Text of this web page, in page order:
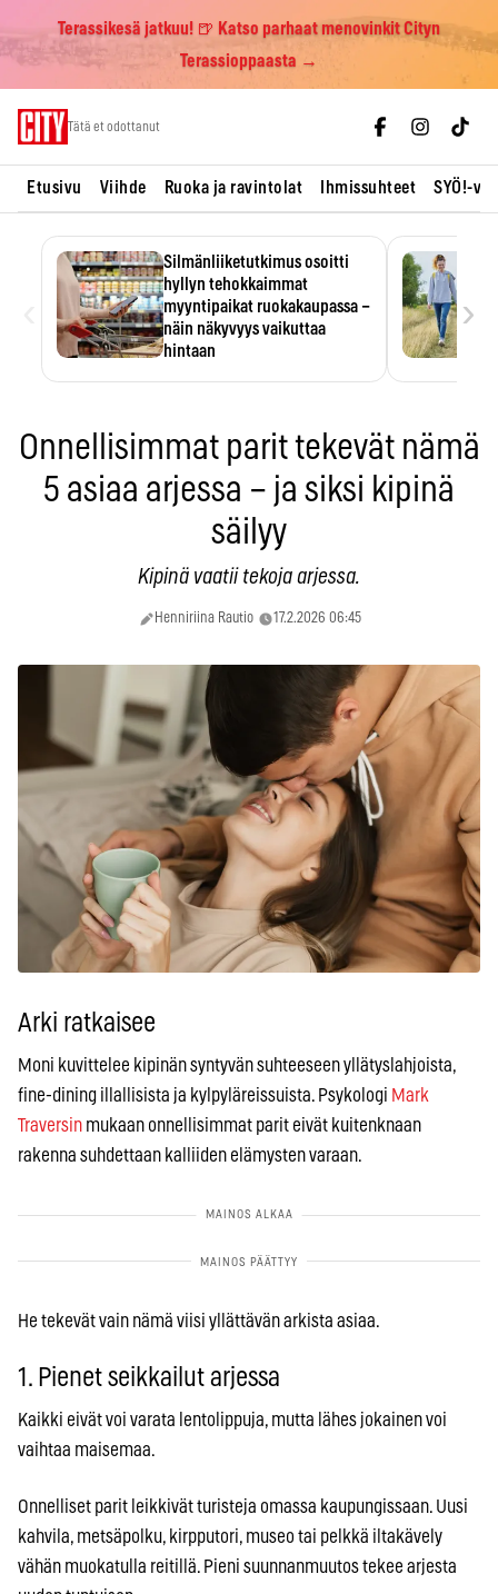
Terassikesä jatkuu! 🍺 Katso parhaat menovinkit Cityn
Terassioppaasta →
Tätä et odottanut
Etusivu Viihde Ruoka ja ravintolat Ihmissuhteet SYÖ!-
Silmänliiketutkimus osoitti
hyllyn tehokkaimmat
myyntipaikat ruokakaupassa –
näin näkyvyys vaikuttaa
hintaan
›
Onnellisimmat parit tekevät nämä
5 asiaa arjessa – ja siksi kipinä
säilyy
Kipinä vaatii tekoja arjessa.
Henniriina Rautio 17.2.2026 06:45
Arki ratkaisee
Moni kuvittelee kipinän syntyvän suhteeseen yllätyslahjoista,
fine-dining illallisista ja kylpyläreissuista. Psykologi Mark
Traversin mukaan onnellisimmat parit eivät kuitenknaan
rakenna suhdettaan kalliiden elämysten varaan.
He tekevät vain nämä viisi yllättävän arkista asiaa.
1. Pienet seikkailut arjessa
Kaikki eivät voi varata lentolippuja, mutta lähes jokainen voi
vaihtaa maisemaa.
Onnelliset parit leikkivät turisteja omassa kaupungissaan. Uusi
kahvila, metsäpolku, kirpputori, museo tai pelkkä iltakävely
vähän muokatulla reitillä. Pieni suunnanmuutos tekee arjesta